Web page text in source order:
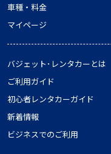
車種・料金
マイページ
バジェット･レンタカーとは
ご利用ガイド
初心者レンタカーガイド
新着情報
ビジネスでのご利用